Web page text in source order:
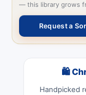
— this library grows
Request a
🛍
Handpicked